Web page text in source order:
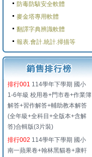
防毒防駭安全軟體
麥金塔專用軟體
翻譯字典辨識軟體
報表.會計.統計.掃描等
排行001 114學年下學期 國小
1-6年級 校用卷+門市卷+作業簿
解答+習作解答+輔助教本解答
(全年級+全科目+全版本+含解
答)合輯版(3片裝)
排行002 114學年下學期 國小
南一蘋果卷+翰林黑貓卷+康軒